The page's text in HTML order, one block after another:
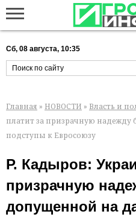
Сб, 08 августа, 10:35
Главная » НОВОСТИ » Власть и
платит за призрачную
подступы к Евросоюзу
Р. Кадыров:
призрачную
допущенной на